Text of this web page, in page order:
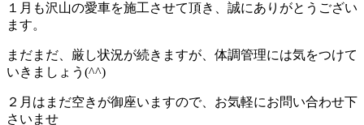
１月も沢山の愛車を施工させて頂き、誠にありがとうござい
ます。
まだまだ、厳し状況が続きますが、体調管理には気をつけて
いきましょう(^^)
２月はまだ空きが御座いますので、お気軽にお問い合わせ下
さいませ